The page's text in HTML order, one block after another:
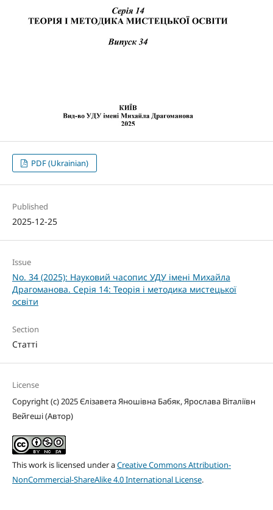
PDF (Ukrainian)
Published
2025-12-25
Issue
No. 34 (2025): Науковий часопис УДУ імені Михайла
Драгоманова. Серія 14: Теорія і методика мистецької
освіти
Section
Статті
License
Copyright (c) 2025 Єлізавета Яношівна Бабяк, Ярослава Віталіївн
Вейгеші (Автор)
This work is licensed under aCreative Commons Attribution-
NonCommercial-ShareAlike 4.0 International License.